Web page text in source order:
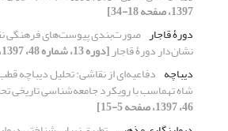
1397، صفحه 18-34]
دورۀ قاجار صورت‌بندی پیوست‌های فرهنگی
نشان‌دار دورۀ قاجار[دوره 13، شماره 48، 1397، صفحه 126-141]
دیباچه دفاعیه‌ای از نقاشی: تحلیل دیباچه
شاه تهماسب با رویکرد جامعه‌شناسی تاریخی
46، 1397، صفحه 5-15]